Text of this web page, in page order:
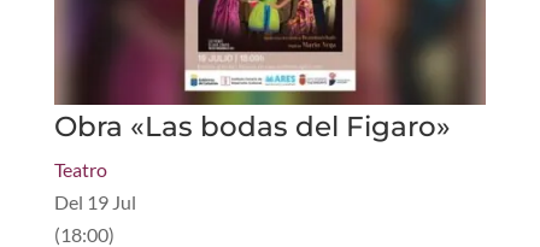
Obra «Las bodas del Figaro»
Teatro
Del 19 Jul
(18:00)